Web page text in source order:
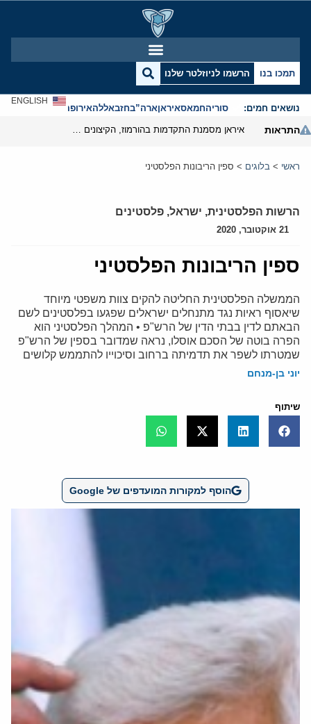
תמכו בנו הרשמו לניוזלטר שלנו
נושאים חמים: סוריהחמאסאיראןארה”בחזבאללהאירופהאנטישמיות
ENGLISH
התראות
ראשי > בלוגים > ספין הריבונות הפלסטיני
הרשות הפלסטינית, ישראל, פלסטינים
21 אוקטובר, 2020
ספין הריבונות הפלסטיני
הממשלה הפלסטינית החליטה להקים צוות משפטי מיוחד
שיאסוף ראיות נגד מתנחלים ישראלים שפגעו בפלסטינים לשם
הבאתם לדין בבתי הדין של הרש"פ • המהלך הפלסטיני הוא
הפרה בוטה של הסכם אוסלו, נראה שמדובר בספין של הרש"פ
שמטרתו לשפר את תדמיתה ברחוב וסיכוייו להתממש קלושים
יוני בן-מנחם
שיתוף
הוסף למקורות המועדפים של Google